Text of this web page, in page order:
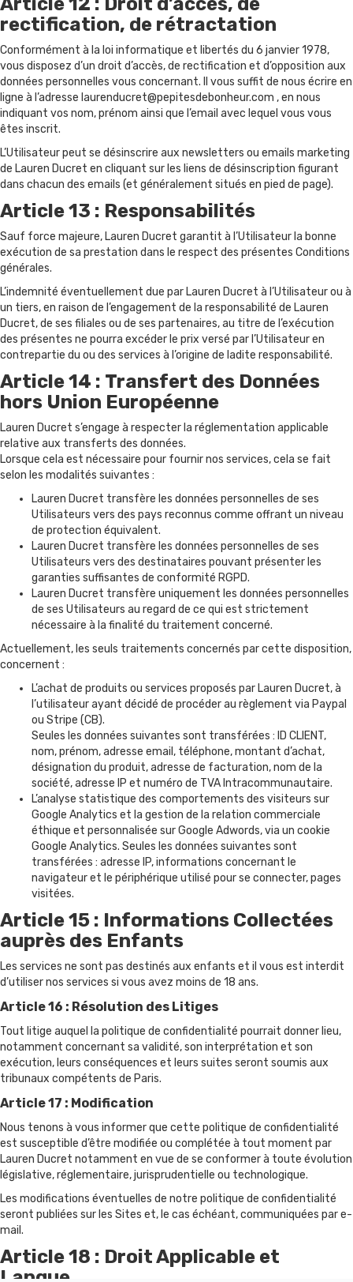
rectification, de rétractation
Conformément à la loi informatique et libertés du 6 janvier 1978,
vous disposez d’un droit d’accès, de rectification et d’opposition aux
données personnelles vous concernant. Il vous suffit de nous écrire en
ligne à l’adresse laurenducret@pepitesdebonheur.com , en nous
indiquant vos nom, prénom ainsi que l’email avec lequel vous vous
êtes inscrit.
L’Utilisateur peut se désinscrire aux newsletters ou emails marketing
de Lauren Ducret en cliquant sur les liens de désinscription figurant
dans chacun des emails (et généralement situés en pied de page).
Article 13 : Responsabilités
Sauf force majeure, Lauren Ducret garantit à l’Utilisateur la bonne
exécution de sa prestation dans le respect des présentes Conditions
générales.
L’indemnité éventuellement due par Lauren Ducret à l’Utilisateur ou à
un tiers, en raison de l’engagement de la responsabilité de Lauren
Ducret, de ses filiales ou de ses partenaires, au titre de l’exécution
des présentes ne pourra excéder le prix versé par l’Utilisateur en
contrepartie du ou des services à l’origine de ladite responsabilité.
Article 14 : Transfert des Données
hors Union Européenne
Lauren Ducret s’engage à respecter la réglementation applicable
relative aux transferts des données.
Lorsque cela est nécessaire pour fournir nos services, cela se fait
selon les modalités suivantes :
Lauren Ducret transfère les données personnelles de ses
Utilisateurs vers des pays reconnus comme offrant un niveau
de protection équivalent.
Lauren Ducret transfère les données personnelles de ses
Utilisateurs vers des destinataires pouvant présenter les
garanties suffisantes de conformité RGPD.
Lauren Ducret transfère uniquement les données personnelles
de ses Utilisateurs au regard de ce qui est strictement
nécessaire à la finalité du traitement concerné.
Actuellement, les seuls traitements concernés par cette disposition,
concernent :
L’achat de produits ou services proposés par Lauren Ducret, à
l’utilisateur ayant décidé de procéder au règlement via Paypal
ou Stripe (CB).
Seules les données suivantes sont transférées : ID CLIENT,
nom, prénom, adresse email, téléphone, montant d’achat,
désignation du produit, adresse de facturation, nom de la
société, adresse IP et numéro de TVA Intracommunautaire.
L’analyse statistique des comportements des visiteurs sur
Google Analytics et la gestion de la relation commerciale
éthique et personnalisée sur Google Adwords, via un cookie
Google Analytics. Seules les données suivantes sont
transférées : adresse IP, informations concernant le
navigateur et le périphérique utilisé pour se connecter, pages
visitées.
Article 15 : Informations Collectées
auprès des Enfants
Les services ne sont pas destinés aux enfants et il vous est interdit
d’utiliser nos services si vous avez moins de 18 ans.
Article 16 : Résolution des Litiges
Tout litige auquel la politique de confidentialité pourrait donner lieu,
notamment concernant sa validité, son interprétation et son
exécution, leurs conséquences et leurs suites seront soumis aux
tribunaux compétents de Paris.
Article 17 : Modification
Nous tenons à vous informer que cette politique de confidentialité
est susceptible d’être modifiée ou complétée à tout moment par
Lauren Ducret notamment en vue de se conformer à toute évolution
législative, réglementaire, jurisprudentielle ou technologique.
Les modifications éventuelles de notre politique de confidentialité
seront publiées sur les Sites et, le cas échéant, communiquées par e-
mail.
Article 18 : Droit Applicable et
Langue